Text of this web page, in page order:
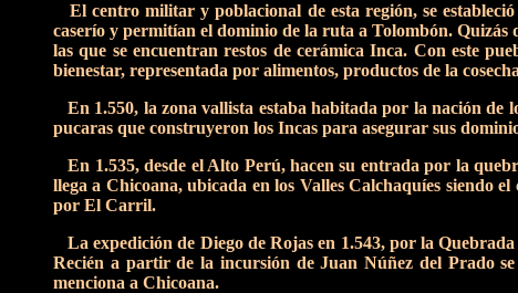
El centro militar y poblacional de esta región, se
caserío y permitían el dominio de la ruta a Tolombón. Quizás
las que se encuentran restos de cerámica Inca. Con este
bienestar, representada por alimentos, productos de la
En 1.550, la zona vallista estaba habitada por la nación de
pucaras que construyeron los Incas para asegurar sus
En 1.535, desde el Alto Perú, hacen su entrada por la
llega a Chicoana, ubicada en los Valles Calchaquíes siendo
por El Carril.
La expedición de Diego de Rojas en 1.543, por la
Recién a partir de la incursión de Juan Núñez del Prado
menciona a Chicoana.